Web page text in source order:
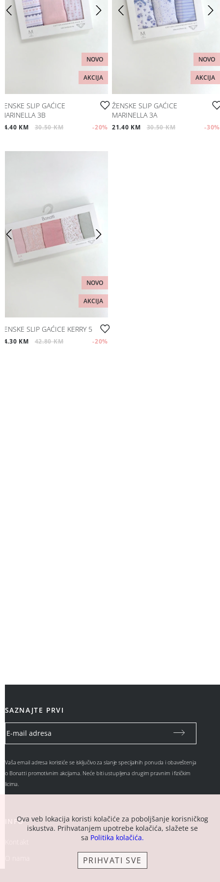
NOVO
AKCIJA
ŽENSKE SLIP GAĆICE
MARINELLA 3B
24.40 KM 30.50 KM -20%
NOVO
AKCIJA
ŽENSKE SLIP GAĆICE
MARINELLA 3A
21.40 KM 30.50 KM -30%
NOVO
AKCIJA
ŽENSKE SLIP GAĆICE KERRY 5
34.30 KM 42.80 KM -20%
Ova veb lokacija koristi kolačiće za poboljšanje korisničkog
iskustva. Prihvatanjem upotrebe kolačića, slažete se
sa Politika kolačića.
PRIHVATI SVE
SAZNAJTE PRVI
Vaša email adresa koristiće se isključivo za slanje specijalnih ponuda i obaveštenja
o Bonatti promotivnim akcijama. Neće biti ustupljena drugim pravnim i fizičkim
licima.
INFO